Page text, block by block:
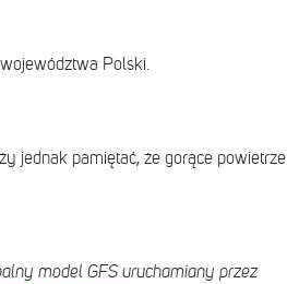
Polski.
jednak pamiętać, że gorące powietrze
model GFS uruchamiany przez